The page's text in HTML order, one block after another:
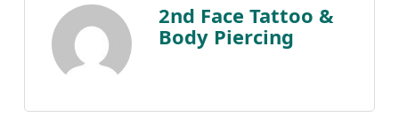
2nd Face Tattoo &
Body Piercing